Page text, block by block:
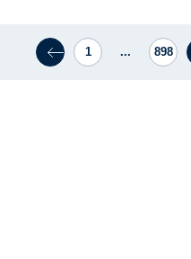
1 ... 898